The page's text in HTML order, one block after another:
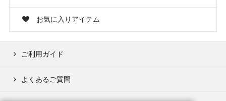
お気に入りアイテム
ご利用ガイド
よくあるご質問